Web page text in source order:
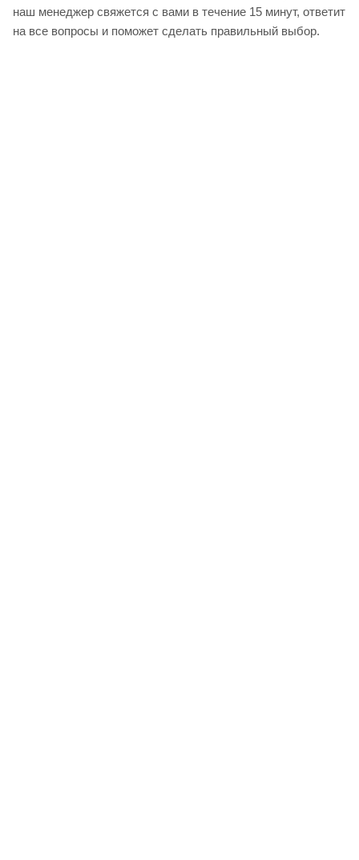
наш менеджер свяжется с вами в течение 15 минут, ответит
на все вопросы и поможет сделать правильный выбор.